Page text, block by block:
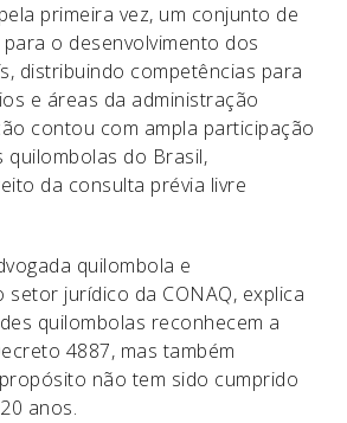
primeira vez, um conjunto de
o desenvolvimento dos
distribuindo competências para
e áreas da administração
contou com ampla participação
quilombolas do Brasil,
da consulta prévia livre
quilombola e
jurídico da CONAQ, explica
quilombolas reconhecem a
4887, mas também
não tem sido cumprido
anos.